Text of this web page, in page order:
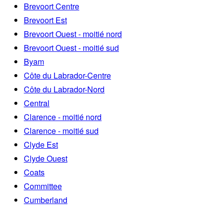
Brevoort Centre
Brevoort Est
Brevoort Ouest - moitié nord
Brevoort Ouest - moitié sud
Byam
Côte du Labrador-Centre
Côte du Labrador-Nord
Central
Clarence - moitié nord
Clarence - moitié sud
Clyde Est
Clyde Ouest
Coats
Committee
Cumberland